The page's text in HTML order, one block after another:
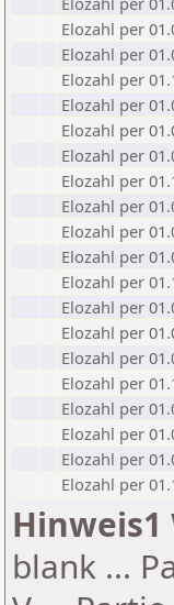
Elozahl per
Elozahl per
Elozahl per
Elozahl per
Elozahl per
Elozahl per
Elozahl per
Elozahl per
Elozahl per
Elozahl per
Elozahl per
Elozahl per
Elozahl per
Elozahl per
Elozahl per
Elozahl per
Elozahl per
Elozahl per
Elozahl per
Hinweis1
blank ...